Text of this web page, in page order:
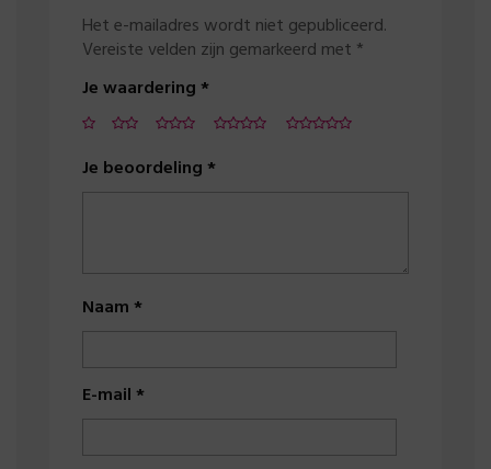
Het e-mailadres wordt niet gepubliceerd.
Vereiste velden zijn gemarkeerd met *
Je waardering*
Je beoordeling*
Naam*
E-mail*